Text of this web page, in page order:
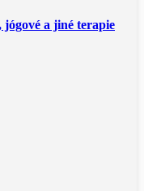
jógové a jiné terapie